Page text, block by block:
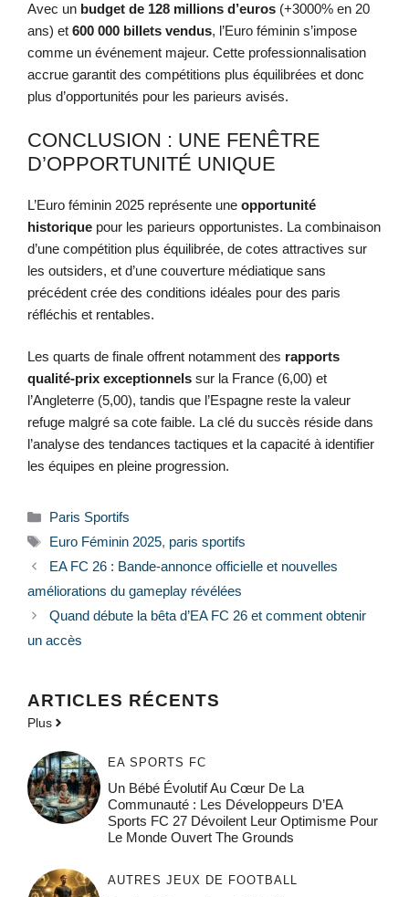
Avec un budget de 128 millions d’euros (+3000% en 20
ans) et 600 000 billets vendus, l’Euro féminin s’impose
comme un événement majeur. Cette professionnalisation
accrue garantit des compétitions plus équilibrées et donc
plus d’opportunités pour les parieurs avisés.
CONCLUSION : UNE FENÊTRE
D’OPPORTUNITÉ UNIQUE
L’Euro féminin 2025 représente une opportunité
historique pour les parieurs opportunistes. La combinaison
d’une compétition plus équilibrée, de cotes attractives sur
les outsiders, et d’une couverture médiatique sans
précédent crée des conditions idéales pour des paris
réfléchis et rentables.
Les quarts de finale offrent notamment des rapports
qualité-prix exceptionnels sur la France (6,00) et
l’Angleterre (5,00), tandis que l’Espagne reste la valeur
refuge malgré sa cote faible. La clé du succès réside dans
l’analyse des tendances tactiques et la capacité à identifier
les équipes en pleine progression.
Catégories
Paris Sportifs
Étiquettes
Euro Féminin 2025, paris sportifs
EA FC 26 : Bande-annonce officielle et nouvelles
améliorations du gameplay révélées
Quand débute la bêta d’EA FC 26 et comment obtenir
un accès
ARTICLES RÉCENTS
Plus
EA SPORTS FC
Un Bébé Évolutif Au Cœur De La
Communauté : Les Développeurs D’EA
Sports FC 27 Dévoilent Leur Optimisme Pour
Le Monde Ouvert The Grounds
AUTRES JEUX DE FOOTBALL